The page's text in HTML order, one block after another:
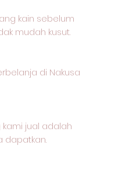
kain sebelum
mudah kusut.
di Nakusa
jual adalah
dapatkan.